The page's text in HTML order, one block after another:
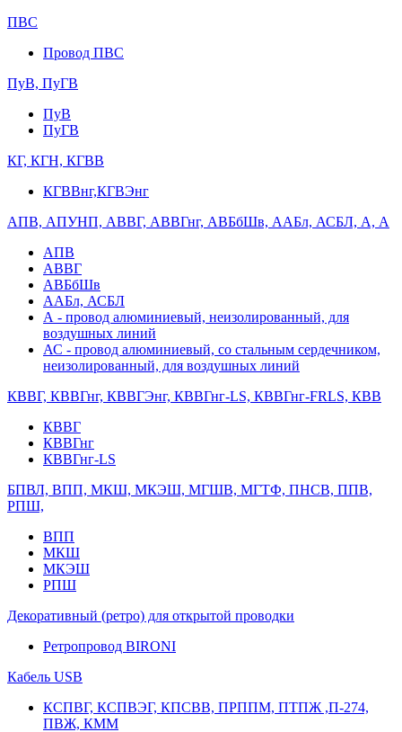
ПВС
Провод ПВС
ПуВ, ПуГВ
ПуВ
ПуГВ
КГ, КГН, КГВВ
КГВВнг,КГВЭнг
АПВ, АПУНП, АВВГ, АВВГнг, АВБбШв, ААБл, АСБЛ, А, А
АПВ
АВВГ
АВБбШв
ААБл, АСБЛ
А - провод алюминиевый, неизолированный, для
воздушных линий
АС - провод алюминиевый, со стальным сердечником,
неизолированный, для воздушных линий
КВВГ, КВВГнг, КВВГЭнг, КВВГнг-LS, КВВГнг-FRLS, КВВ
КВВГ
КВВГнг
КВВГнг-LS
БПВЛ, ВПП, МКШ, МКЭШ, МГШВ, МГТФ, ПНСВ, ППВ,
РПШ,
ВПП
МКШ
МКЭШ
РПШ
Декоративный (ретро) для открытой проводки
Ретропровод BIRONI
Кабель USB
КСПВГ, КСПВЭГ, КПСВВ, ПРППМ, ПТПЖ ,П-274,
ПВЖ, КММ